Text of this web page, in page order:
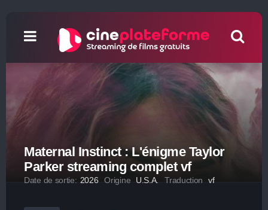
Maternal Instinct : L'énigme Taylor
Parker streaming complet vf
Date de sortie: 2026 Origine U.S.A. Traduction vf